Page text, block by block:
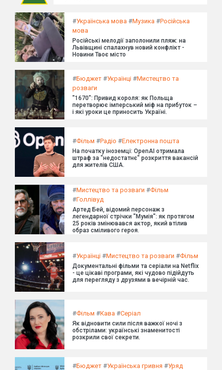
#Українська мова #Музика #Російська
мова
Російські мелодії заполонили пляж: на
Львівщині спалахнув новий конфлікт -
Новини Твоє місто
#Бюджет #Українці #Мистецтво та
розваги
"1670": Привид короля: як Польща
перетворює імперський міф на прибуток –
і які уроки це приносить Україні.
#Фільм #Радіо #Електронна пошта
На початку іноземці: OpenAI отримала
штраф за "недостатнє" розкриття вакансій
для жителів США.
#Мистецтво та розваги #Фільм
#Голлівуд
Артед Бей, відомий персонаж з
легендарної стрічки "Мумія": як протягом
25 років змінювався актор, який втілив
образ сміливого героя.
#Українці #Мистецтво та розваги #Фільм
Документальні фільми та серіали на Netflix
- це цікаві програми, які чудово підійдуть
для перегляду з друзями в вечірній час.
#Фільм #Кава #Серіал
Як відновити сили після важкої ночі з
обстрілами: українські знаменитості
розкрили свої секрети.
#Бюджет #Українська гривня #Уряд